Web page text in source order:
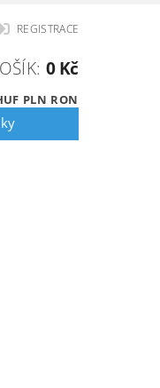
REGISTRACE
PLN RON
0 Kč